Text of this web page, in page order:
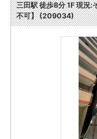
三田駅 徒歩8分 1F 現況:
不可】 (209034)